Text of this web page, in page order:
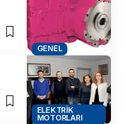
GENEL
ELEKTRIK
MOTORLARI